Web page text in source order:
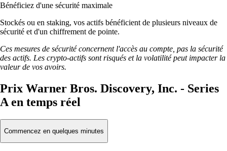
Bénéficiez d'une sécurité maximale
Stockés ou en staking, vos actifs bénéficient de plusieurs niveaux de
sécurité et d'un chiffrement de pointe.
Ces mesures de sécurité concernent l'accès au compte, pas la sécurité
des actifs. Les crypto-actifs sont risqués et la volatilité peut impacter la
valeur de vos avoirs.
Prix Warner Bros. Discovery, Inc. - Series
A en temps réel
Commencez en quelques minutes